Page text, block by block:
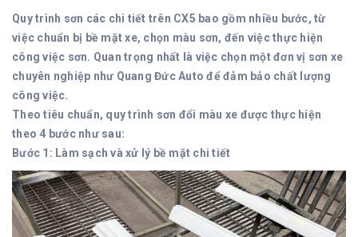
Quy trình sơn các chi tiết trên CX5 bao gồm nhiều bước, từ
việc chuẩn bị bề mặt xe, chọn màu sơn, đến việc thực hiện
công việc sơn. Quan trọng nhất là việc chọn một đơn vị sơn xe
chuyên nghiệp như Quang Đức Auto để đảm bảo chất lượng
công việc.
Theo tiêu chuẩn, quy trình sơn đổi màu xe được thực hiện
theo 4 bước như sau:
Bước 1: Làm sạch và xử lý bề mặt chi tiết